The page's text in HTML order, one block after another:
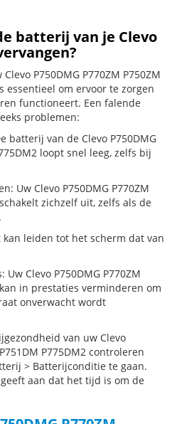
batterij van je Clevo
P750DMG P770ZM P750ZM
essentieel om ervoor te zorgen
functioneert. Een falende
problemen:
batterij van de Clevo P750DMG
loopt snel leeg, zelfs bij
Uw Clevo P750DMG P770ZM
zichzelf uit, zelfs als de
leiden tot het scherm dat van
Clevo P750DMG P770ZM
kan in prestaties verminderen om
onverwacht wordt
van uw Clevo
P775DM2 controleren
> Batterijconditie te gaan.
aan dat het tijd is om de